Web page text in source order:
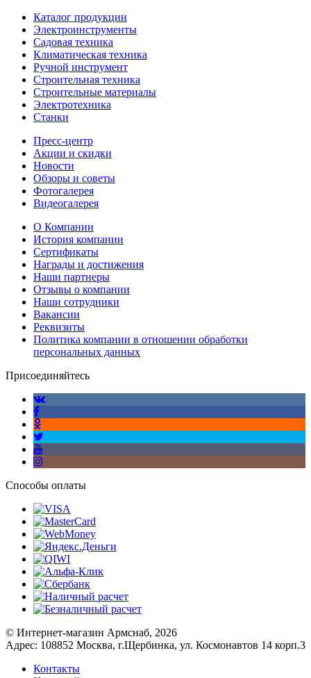
Каталог продукции
Электроинструменты
Садовая техника
Климатическая техника
Ручной инструмент
Строительная техника
Строительные материалы
Электротехника
Станки
Пресс-центр
Акции и скидки
Новости
Обзоры и советы
Фотогалерея
Видеогалерея
О Компании
История компании
Сертификаты
Награды и достижения
Наши партнеры
Отзывы о компании
Наши сотрудники
Вакансии
Реквизиты
Политика компании в отношении обработки
персональных данных
Присоединяйтесь
Способы оплаты
© Интернет-магазин Армснаб, 2026
Адрес: 108852 Москва, г.Щербинка, ул. Космонавтов 14 корп.3
Контакты